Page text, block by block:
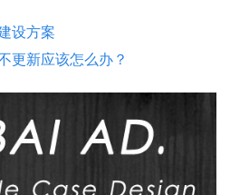
设方案
更新应该怎么办？